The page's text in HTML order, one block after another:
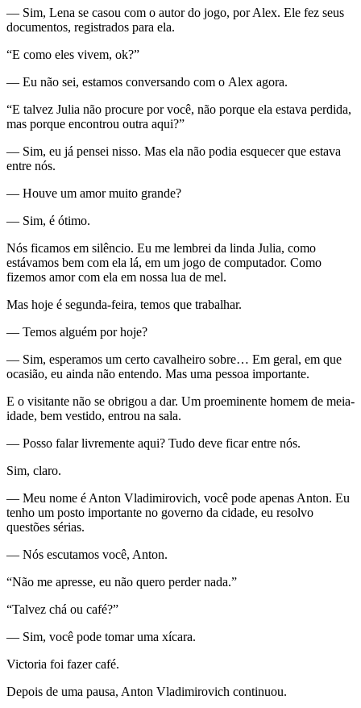
— Sim, Lena se casou com o autor do jogo, por Alex. Ele fez seus
documentos, registrados para ela.
“E como eles vivem, ok?”
— Eu não sei, estamos conversando com o Alex agora.
“E talvez Julia não procure por você, não porque ela estava perdida,
mas porque encontrou outra aqui?”
— Sim, eu já pensei nisso. Mas ela não podia esquecer que estava
entre nós.
— Houve um amor muito grande?
— Sim, é ótimo.
Nós ficamos em silêncio. Eu me lembrei da linda Julia, como
estávamos bem com ela lá, em um jogo de computador. Como
fizemos amor com ela em nossa lua de mel.
Mas hoje é segunda-feira, temos que trabalhar.
— Temos alguém por hoje?
— Sim, esperamos um certo cavalheiro sobre… Em geral, em que
ocasião, eu ainda não entendo. Mas uma pessoa importante.
E o visitante não se obrigou a dar. Um proeminente homem de meia-
idade, bem vestido, entrou na sala.
— Posso falar livremente aqui? Tudo deve ficar entre nós.
Sim, claro.
— Meu nome é Anton Vladimirovich, você pode apenas Anton. Eu
tenho um posto importante no governo da cidade, eu resolvo
questões sérias.
— Nós escutamos você, Anton.
“Não me apresse, eu não quero perder nada.”
“Talvez chá ou café?”
— Sim, você pode tomar uma xícara.
Victoria foi fazer café.
Depois de uma pausa, Anton Vladimirovich continuou.